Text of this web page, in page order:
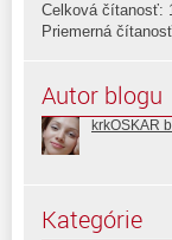
Celková čítanosť:
Priemerná
Autor blogu
krkOSKAR
Kategórie